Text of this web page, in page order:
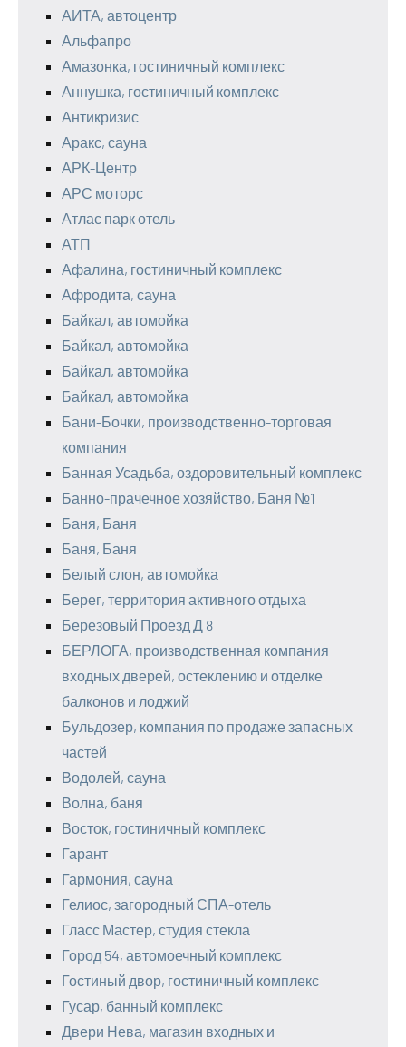
АИТА, автоцентр
Альфапро
Амазонка, гостиничный комплекс
Аннушка, гостиничный комплекс
Антикризис
Аракс, сауна
АРК-Центр
АРС моторс
Атлас парк отель
АТП
Афалина, гостиничный комплекс
Афродита, сауна
Байкал, автомойка
Байкал, автомойка
Байкал, автомойка
Байкал, автомойка
Бани-Бочки, производственно-торговая
компания
Банная Усадьба, оздоровительный комплекс
Банно-прачечное хозяйство, Баня №1
Баня, Баня
Баня, Баня
Белый слон, автомойка
Берег, территория активного отдыха
Березовый Проезд Д 8
БЕРЛОГА, производственная компания
входных дверей, остеклению и отделке
балконов и лоджий
Бульдозер, компания по продаже запасных
частей
Водолей, сауна
Волна, баня
Восток, гостиничный комплекс
Гарант
Гармония, сауна
Гелиос, загородный СПА-отель
Гласс Мастер, студия стекла
Город 54, автомоечный комплекс
Гостиный двор, гостиничный комплекс
Гусар, банный комплекс
Двери Нева, магазин входных и